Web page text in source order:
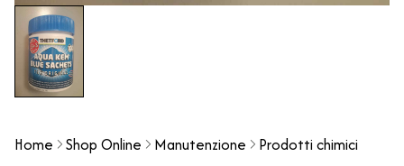
Home Shop Online Manutenzione Prodotti chimici